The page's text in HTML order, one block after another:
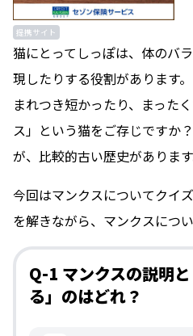
提携サイト
猫にとってしっぽは、体のバ
現したりする役割があります
まれつき短かったり、まった
ス」という猫をご存じですか
が、比較的古い歴史があります
今回はマンクスについてクイ
を解きながら、マンクスにつ
Q-1 マンクスの説明
る」のはどれ？